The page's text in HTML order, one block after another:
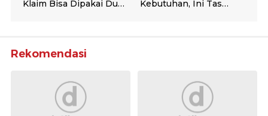
Rekomendasi